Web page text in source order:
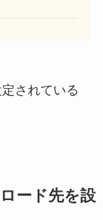
されている
ード先を設